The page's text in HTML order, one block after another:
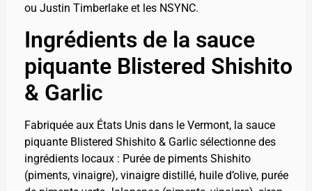
ou Justin Timberlake et les NSYNC.
Ingrédients de la sauce
piquante Blistered Shishito
& Garlic
Fabriquée aux États Unis dans le Vermont, la sauce
piquante Blistered Shishito & Garlic sélectionne des
ingrédients locaux : Purée de piments Shishito
(piments, vinaigre), vinaigre distillé, huile d’olive, purée